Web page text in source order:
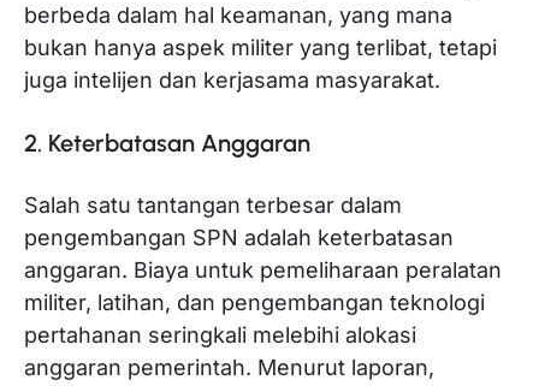
berbeda dalam hal keamanan, yang mana
bukan hanya aspek militer yang terlibat, tetapi
juga intelijen dan kerjasama masyarakat.
2. Keterbatasan Anggaran
Salah satu tantangan terbesar dalam
pengembangan SPN adalah keterbatasan
anggaran. Biaya untuk pemeliharaan peralatan
militer, latihan, dan pengembangan teknologi
pertahanan seringkali melebihi alokasi
anggaran pemerintah. Menurut laporan,